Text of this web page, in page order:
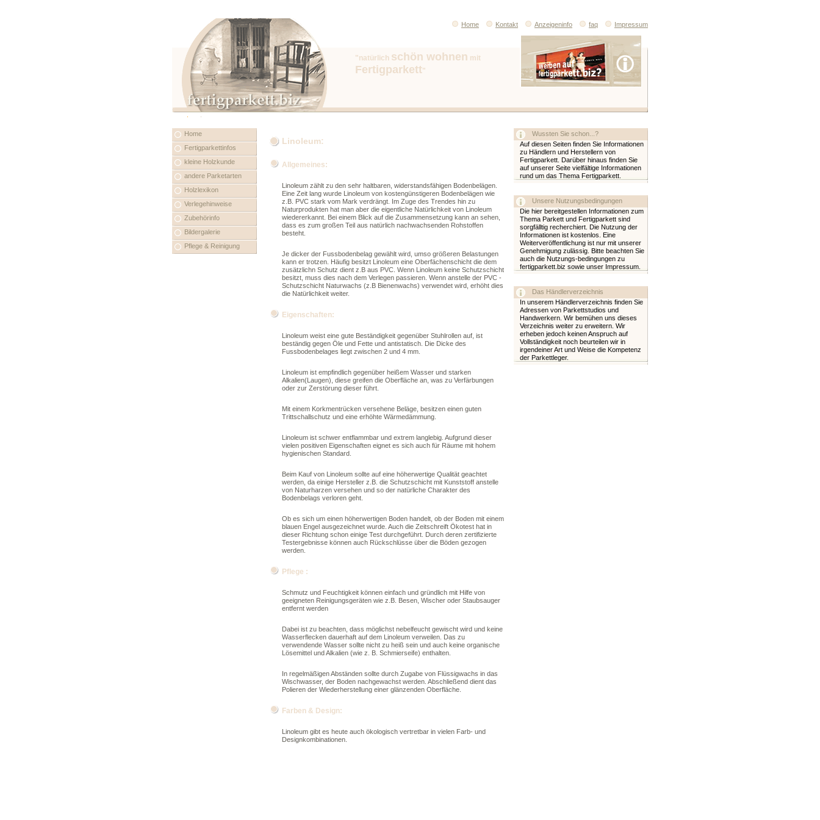
Home Kontakt Anzeigeninfo faq Impressum
"natürlich schön wohnen mit
Fertigparkett"
Home
Fertigparkettinfos
kleine Holzkunde
andere Parketarten
Holzlexikon
Verlegehinweise
Zubehörinfo
Bildergalerie
Pflege & Reinigung
Linoleum:
Allgemeines:
Linoleum zählt zu den sehr haltbaren, widerstandsfähigen Bodenbelägen.
Eine Zeit lang wurde Linoleum von kostengünstigeren Bodenbelägen wie
z.B. PVC stark vom Mark verdrängt. Im Zuge des Trendes hin zu
Naturprodukten hat man aber die eigentliche Natürlichkeit von Linoleum
wiedererkannt. Bei einem Blick auf die Zusammensetzung kann an sehen,
dass es zum großen Teil aus natürlich nachwachsenden Rohstoffen
besteht.
Je dicker der Fussbodenbelag gewählt wird, umso größeren Belastungen
kann er trotzen. Häufig besitzt Linoleum eine Oberfächenschicht die dem
zusätzlichn Schutz dient z.B aus PVC. Wenn Linoleum keine Schutzschicht
besitzt, muss dies nach dem Verlegen passieren. Wenn anstelle der PVC -
Schutzschicht Naturwachs (z.B Bienenwachs) verwendet wird, erhöht dies
die Natürlichkeit weiter.
Eigenschaften:
Linoleum weist eine gute Beständigkeit gegenüber Stuhlrollen auf, ist
beständig gegen Öle und Fette und antistatisch. Die Dicke des
Fussbodenbelages liegt zwischen 2 und 4 mm.
Linoleum ist empfindlich gegenüber heißem Wasser und starken
Alkalien(Laugen), diese greifen die Oberfläche an, was zu Verfärbungen
oder zur Zerstörung dieser führt.
Mit einem Korkmentrücken versehene Beläge, besitzen einen guten
Trittschallschutz und eine erhöhte Wärmedämmung.
Linoleum ist schwer entflammbar und extrem langlebig. Aufgrund dieser
vielen positiven Eigenschaften eignet es sich auch für Räume mit hohem
hygienischen Standard.
Beim Kauf von Linoleum sollte auf eine höherwertige Qualität geachtet
werden, da einige Hersteller z.B. die Schutzschicht mit Kunststoff anstelle
von Naturharzen versehen und so der natürliche Charakter des
Bodenbelags verloren geht.
Ob es sich um einen höherwertigen Boden handelt, ob der Boden mit einem
blauen Engel ausgezeichnet wurde. Auch die Zeitschreift Ökotest hat in
dieser Richtung schon einige Test durchgeführt. Durch deren zertifizierte
Testergebnisse können auch Rückschlüsse über die Böden gezogen
werden.
Pflege :
Schmutz und Feuchtigkeit können einfach und gründlich mit Hilfe von
geeigneten Reinigungsgeräten wie z.B. Besen, Wischer oder Staubsauger
entfernt werden
Dabei ist zu beachten, dass möglichst nebelfeucht gewischt wird und keine
Wasserflecken dauerhaft auf dem Linoleum verweilen. Das zu
verwendende Wasser sollte nicht zu heiß sein und auch keine organische
Lösemittel und Alkalien (wie z. B. Schmierseife) enthalten.
In regelmäßigen Abständen sollte durch Zugabe von Flüssigwachs in das
Wischwasser, der Boden nachgewachst werden. Abschließend dient das
Polieren der Wiederherstellung einer glänzenden Oberfläche.
Farben & Design:
Linoleum gibt es heute auch ökologisch vertretbar in vielen Farb- und
Designkombinationen.
Wussten Sie schon...?
Auf diesen Seiten finden Sie Informationen
zu Händlern und Herstellern von
Fertigparkett. Darüber hinaus finden Sie
auf unserer Seite vielfältige Informationen
rund um das Thema Fertigparkett.
Unsere Nutzungsbedingungen
Die hier bereitgestellen Informationen zum
Thema Parkett und Fertigparkett sind
sorgfälltig recherchiert. Die Nutzung der
Informationen ist kostenlos. Eine
Weiterveröffentlichung ist nur mit unserer
Genehmigung zulässig. Bitte beachten Sie
auch die Nutzungs-bedingungen zu
fertigparkett.biz sowie unser Impressum.
Das Händlerverzeichnis
In unserem Händlerverzeichnis finden Sie
Adressen von Parkettstudios und
Handwerkern. Wir bemühen uns dieses
Verzeichnis weiter zu erweitern. Wir
erheben jedoch keinen Anspruch auf
Vollständigkeit noch beurteilen wir in
irgendeiner Art und Weise die Kompetenz
der Parkettleger.